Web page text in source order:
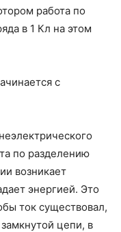
работа по
в 1 Кл на этом
с
по разделению
воз­никает
энергией. Это
ток существовал,
цепи, в